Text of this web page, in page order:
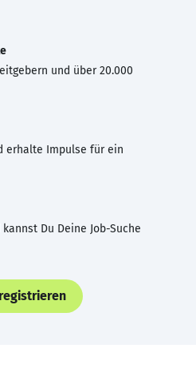
und über 20.000
erhalte Impulse für ein
Du Deine Job-Suche